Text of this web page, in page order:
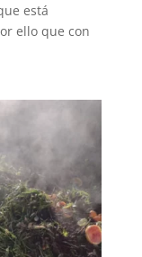
está
ello que con